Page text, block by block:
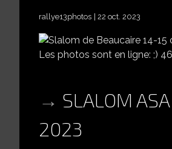
rallye13photos 22 oct. 2023
Les photos sont en ligne: ;)
SLALOM
2023